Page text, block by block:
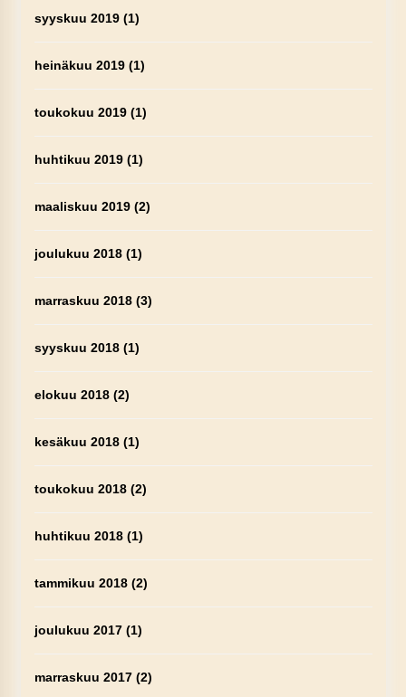
syyskuu 2019(1)
heinäkuu 2019(1)
toukokuu 2019(1)
huhtikuu 2019(1)
maaliskuu 2019(2)
joulukuu 2018(1)
marraskuu 2018(3)
syyskuu 2018(1)
elokuu 2018(2)
kesäkuu 2018(1)
toukokuu 2018(2)
huhtikuu 2018(1)
tammikuu 2018(2)
joulukuu 2017(1)
marraskuu 2017(2)